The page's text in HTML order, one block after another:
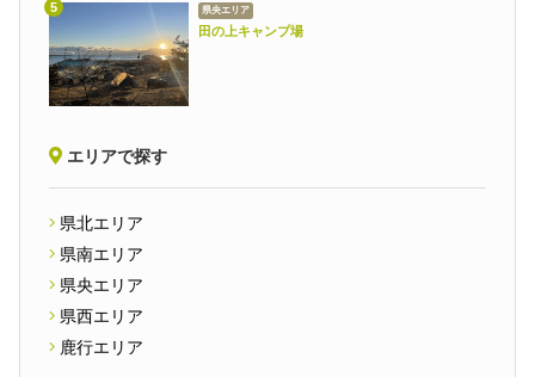
県央エリア
田の上キャンプ場
エリアで探す
県北エリア
県南エリア
県央エリア
県西エリア
鹿行エリア